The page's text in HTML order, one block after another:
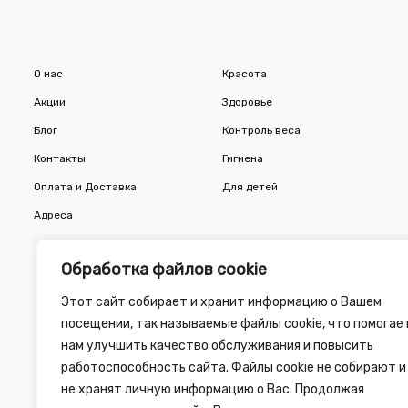
Обработка файлов cookie
Этот сайт собирает и хранит информацию о Вашем
посещении, так называемые файлы cookie, что
нам улучшить качество обслуживания и повысить
работоспособность сайта. Файлы cookie не собирают и
не хранят личную информацию о Вас. Продолжая
О нас
Акции
Блог
Контакты
Оплата и Доставка
Адреса
Красота
Здоровье
Контроль веса
Гигиена
Для детей